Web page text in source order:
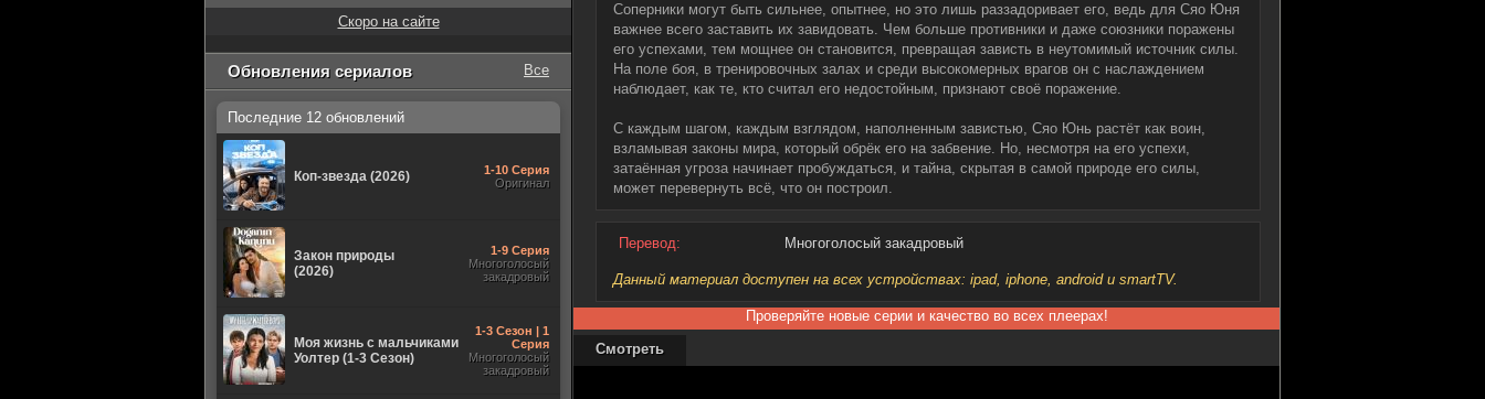
Соперники могут быть сильнее, опытнее, но это лишь раззадоривает его, ведь для Сяо Юня
важнее всего заставить их завидовать. Чем больше противники и даже союзники поражены
его успехами, тем мощнее он становится, превращая зависть в неутомимый источник силы.
На поле боя, в тренировочных залах и среди высокомерных врагов он с наслаждением
наблюдает, как те, кто считал его недостойным, признают своё поражение.
С каждым шагом, каждым взглядом, наполненным завистью, Сяо Юнь растёт как воин,
взламывая законы мира, который обрёк его на забвение. Но, несмотря на его успехи,
затаённая угроза начинает пробуждаться, и тайна, скрытая в самой природе его силы,
может перевернуть всё, что он построил.
Перевод: Многоголосый закадровый
Данный материал доступен на всех устройствах: ipad, iphone, android и smartTV.
Проверяйте новые серии и качество во всех плеерах!
Смотреть
Скоро на сайте
Обновления сериалов Все
Последние 12 обновлений
Коп-звезда (2026)
1-10 Серия
Оригинал
Закон природы
(2026)
1-9 Серия
Многоголосый
закадровый
Моя жизнь с мальчиками
Уолтер (1-3 Сезон)
1-3 Сезон | 1
Серия
Многоголосый
закадровый